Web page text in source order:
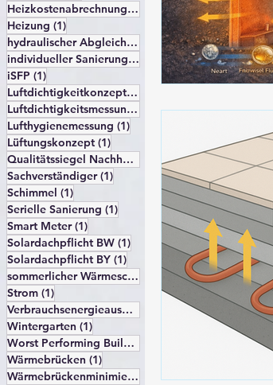
Heizkostenabrechnung
(1)
1 Beitrag
Heizung (1)1 Beitrag
hydraulischer Abgleich
(1)
1 Beitrag
individueller Sanierungsfahrplan
(1)1 Beitrag
iSFP (1)1 Beitrag
Luftdichtigkeitkonzept
(1)
Luftdichtigkeitsmessung
1 Beitrag
Lufthygienemessung (1)1 Beitrag
Lüftungskonzept (1)1 Beitrag
Qualitätssiegel Nachhaltiges Gebäude
(1)1 Beitrag
Sachverständiger (1)1 Beitrag
Schimmel (1)1 Beitrag
Serielle Sanierung (1)1 Beitrag
Smart Meter (1)1 Beitrag
Solardachpflicht BW (1)1 Beitrag
Solardachpflicht BY (1)1 Beitrag
sommerlicher Wärmeschutz
1 Beitrag
Strom (1)1 Beitrag
Verbrauchsenergieausweis
1 Beitrag
Wintergarten (1)1 Beitrag
Worst Performing Building
Wärmebrücken (1)1 Beitrag
Wärmebrückenminimierungskonzept
(1)